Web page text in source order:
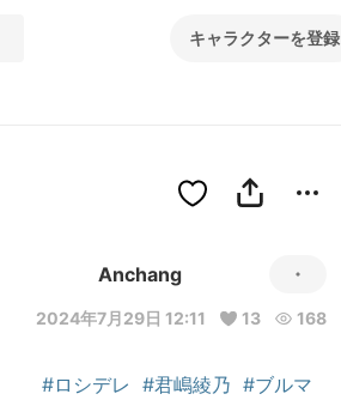
キャラクターを登録
Anchang
2024年7月29日 12:11 13 168
#ロシデレ #君嶋綾乃 #ブルマ